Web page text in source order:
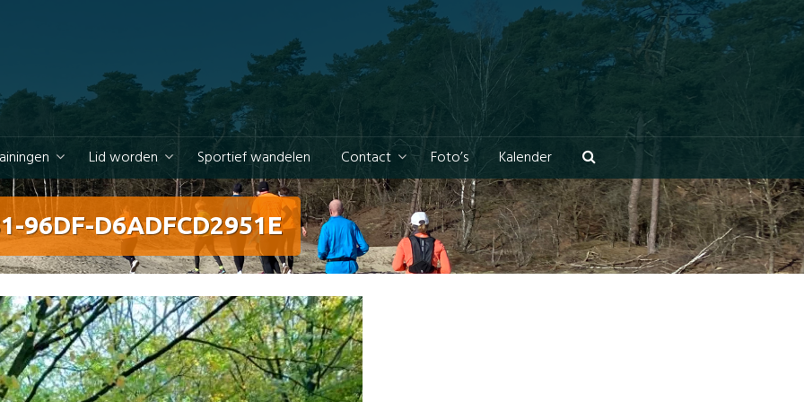
Lid worden Sportief wandelen Contact Foto’s Kalender
96DF-D6ADFCD2951E